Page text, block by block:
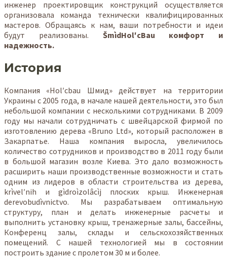
инженер проектировщик конструкций осуществляется
организовала команда технически квалифицированных
мастеров. Обращаясь к нам, ваши потребности и идеи
будут реализованы. ŠmìdHol′cBau комфорт и
надежность.
История
Компания «Hol′cbau Шмид» действует на территории
Украины с 2005 года, в начале нашей деятельности, это был
небольшой компании с несколькими сотрудниками. В 2009
году мы начали сотрудничать с швейцарской фирмой по
изготовлению дерева «Bruno Ltd», который расположен в
Закарпатье. Наша компания выросла, увеличилось
количество сотрудников и производство в 2011 году были
в большой магазин возле Киева. Это дало возможность
расширить наши производственные возможности и стать
одним из лидеров в области строительства из дерева,
krìvel′nih и gìdroìzolâcìj плоских крыш. Инженерная
derevobudìvnictvo. Мы разрабатываем оптимальную
структуру, план и делать инженерные расчеты и
выполнить установку крыш, тренажерные залы, бассейны,
Конференц залы, склады и сельскохозяйственных
помещений. С нашей технологией мы в состоянии
построить здание с пролетом 30 м и более.